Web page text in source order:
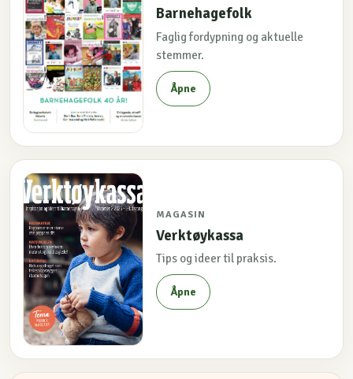
Barnehagefolk
Faglig fordypning og aktuelle
stemmer.
Åpne
MAGASIN
Verktøykassa
Tips og ideer til praksis.
Åpne